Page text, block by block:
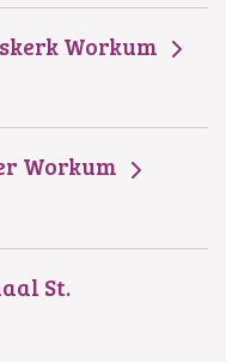
Workum
Workum
St.